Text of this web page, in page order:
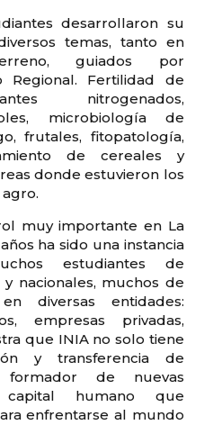
desarrollaron su
temas, tanto en
guiados por
Regional. Fertilidad de
nitrogenados,
microbiología de
frutales, fitopatología,
de cereales y
donde estuvieron los
muy importante en La
ha sido una instancia
estudiantes de
nacionales, muchos de
diversas entidades:
empresas privadas,
que INIA no solo tiene
y transferencia de
de nuevas
capital humano que
enfrentarse al mundo